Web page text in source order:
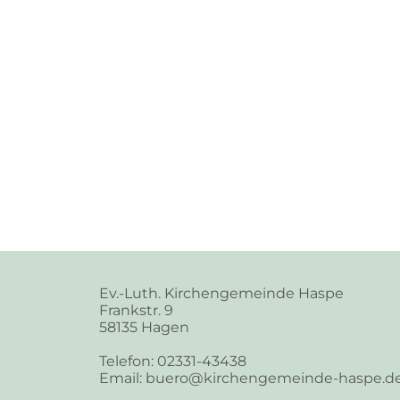
Ev.-Luth. Kirchengemeinde Haspe
Frankstr. 9
58135 Hagen
Telefon: 02331-43438
Email: buero@kirchengemeinde-